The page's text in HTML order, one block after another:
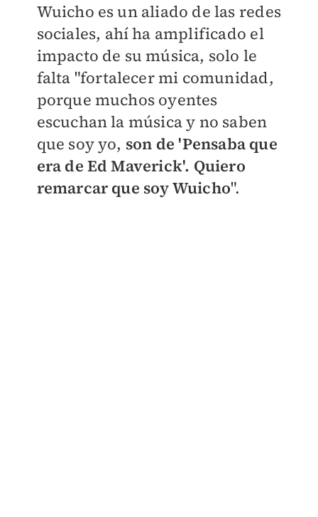
Wuicho es un aliado de las redes
sociales, ahí ha amplificado el
impacto de su música, solo le
falta "fortalecer mi comunidad,
porque muchos oyentes
escuchan la música y no saben
que soy yo, son de 'Pensaba que
era de Ed Maverick'. Quiero
remarcar que soy Wuicho".